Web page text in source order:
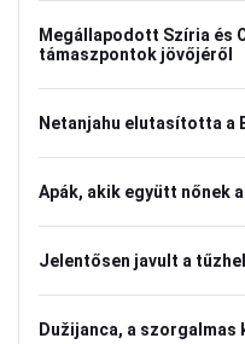
Megállapodott Szíria és
támaszpontok jövőjéről
Netanjahu elutasította a
Apák, akik együtt nőnek
Jelentősen javult a
Dužijanca, a szorgalmas